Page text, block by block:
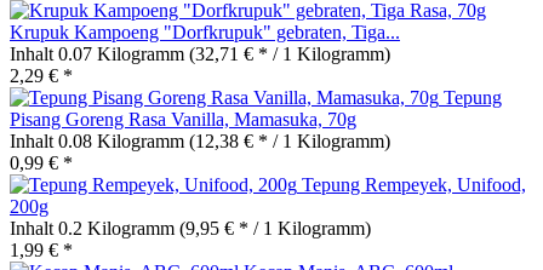
Krupuk Kampoeng "Dorfkrupuk" gebraten, Tiga...
Inhalt 0.07 Kilogramm (32,71 € * / 1 Kilogramm)
2,29 € *
Tepung
Pisang Goreng Rasa Vanilla, Mamasuka, 70g
Inhalt 0.08 Kilogramm (12,38 € * / 1 Kilogramm)
0,99 € *
Tepung Rempeyek, Unifood,
200g
Inhalt 0.2 Kilogramm (9,95 € * / 1 Kilogramm)
1,99 € *